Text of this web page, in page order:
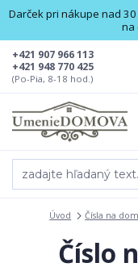
Darček pri nákupe nad
na
+421 948 770 425
+421 907 966 113
(Po-Pia, 8-18 hod.)
Úvod Čísla na dom
Číslo